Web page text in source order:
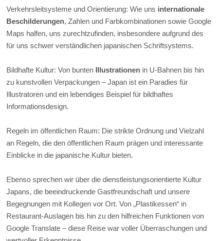
Verkehrsleitsysteme und Orientierung: Wie uns internationale
Beschilderungen, Zahlen und Farbkombinationen sowie Google
Maps halfen, uns zurechtzufinden, insbesondere aufgrund des
für uns schwer verständlichen japanischen Schriftsystems.
Bildhafte Kultur: Von bunten Illustrationen in U-Bahnen bis hin
zu kunstvollen Verpackungen – Japan ist ein Paradies für
Illustratoren und ein lebendiges Beispiel für bildhaftes
Informationsdesign.
Regeln im öffentlichen Raum: Die strikte Ordnung und Vielzahl
an Regeln, die den öffentlichen Raum prägen und interessante
Einblicke in die japanische Kultur bieten.
Ebenso sprechen wir über die dienstleistungsorientierte Kultur
Japans, die beeindruckende Gastfreundschaft und unsere
Begegnungen mit Kollegen vor Ort. Von „Plastikessen“ in
Restaurant-Auslagen bis hin zu den hilfreichen Funktionen von
Google Translate – diese Reise war voller Überraschungen und